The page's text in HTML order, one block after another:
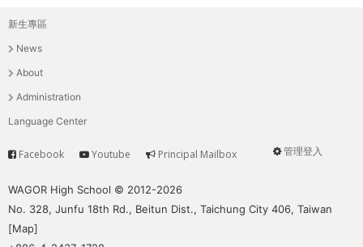
主
選
單
新生專區
News
About
Administration
Language Center
User
管理登入
Service
Facebook Youtube Principal Mailbox
WAGOR High School © 2012-2026
No. 328, Junfu 18th Rd., Beitun Dist., Taichung City 406, Taiwan
[Map]